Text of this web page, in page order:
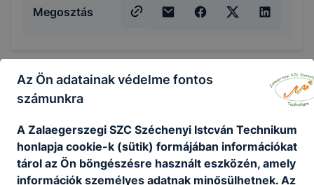
Megosztás
KAPCSOLÓDÓ HÍREK
Az Ön adatainak védelme fontos
számunkra
A Zalaegerszegi SZC Széchenyi Istcván Technikum
honlapja cookie-k (sütik) formájában információkat
tárol az Ön böngészésre használt eszközén, amely
információk személyes adatnak minősülhetnek. Az